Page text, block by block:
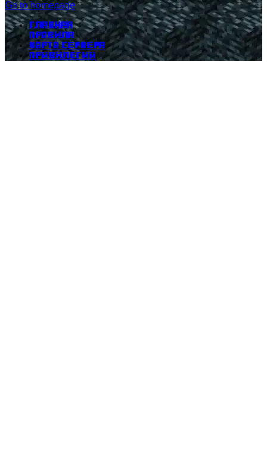
Go to homepage
Главная
Правила
Карта сервера
Привилегии